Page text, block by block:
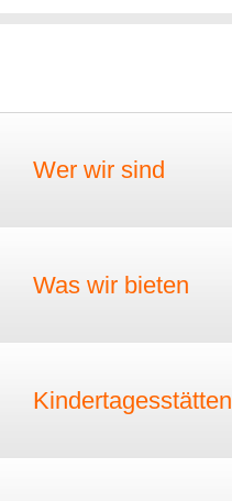
Wer wir sind
Was wir bieten
Kindertagesstätten